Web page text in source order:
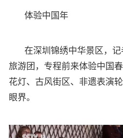
体验中国年
在深圳锦绣中华景区，
旅游团，专程前来体验中国
花灯、古风街区、非遗表演
眼界。